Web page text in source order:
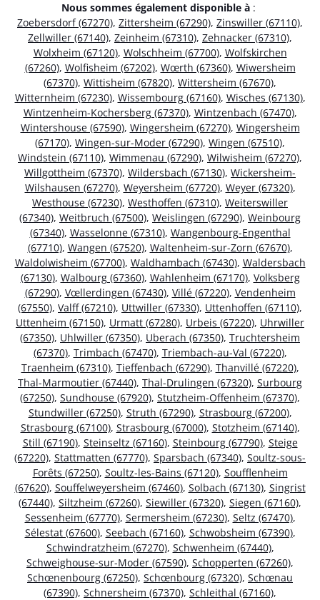
Nous sommes également disponible à :
Zoebersdorf (67270), Zittersheim (67290), Zinswiller (67110),
Zellwiller (67140), Zeinheim (67310), Zehnacker (67310),
Wolxheim (67120), Wolschheim (67700), Wolfskirchen
(67260), Wolfisheim (67202), Wœrth (67360), Wiwersheim
(67370), Wittisheim (67820), Wittersheim (67670),
Witternheim (67230), Wissembourg (67160), Wisches (67130),
Wintzenheim-Kochersberg (67370), Wintzenbach (67470),
Wintershouse (67590), Wingersheim (67270), Wingersheim
(67170), Wingen-sur-Moder (67290), Wingen (67510),
Windstein (67110), Wimmenau (67290), Wilwisheim (67270),
Willgottheim (67370), Wildersbach (67130), Wickersheim-
Wilshausen (67270), Weyersheim (67720), Weyer (67320),
Westhouse (67230), Westhoffen (67310), Weiterswiller
(67340), Weitbruch (67500), Weislingen (67290), Weinbourg
(67340), Wasselonne (67310), Wangenbourg-Engenthal
(67710), Wangen (67520), Waltenheim-sur-Zorn (67670),
Waldolwisheim (67700), Waldhambach (67430), Waldersbach
(67130), Walbourg (67360), Wahlenheim (67170), Volksberg
(67290), Vœllerdingen (67430), Villé (67220), Vendenheim
(67550), Valff (67210), Uttwiller (67330), Uttenhoffen (67110),
Uttenheim (67150), Urmatt (67280), Urbeis (67220), Uhrwiller
(67350), Uhlwiller (67350), Uberach (67350), Truchtersheim
(67370), Trimbach (67470), Triembach-au-Val (67220),
Traenheim (67310), Tieffenbach (67290), Thanvillé (67220),
Thal-Marmoutier (67440), Thal-Drulingen (67320), Surbourg
(67250), Sundhouse (67920), Stutzheim-Offenheim (67370),
Stundwiller (67250), Struth (67290), Strasbourg (67200),
Strasbourg (67100), Strasbourg (67000), Stotzheim (67140),
Still (67190), Steinseltz (67160), Steinbourg (67790), Steige
(67220), Stattmatten (67770), Sparsbach (67340), Soultz-sous-
Forêts (67250), Soultz-les-Bains (67120), Soufflenheim
(67620), Souffelweyersheim (67460), Solbach (67130), Singrist
(67440), Siltzheim (67260), Siewiller (67320), Siegen (67160),
Sessenheim (67770), Sermersheim (67230), Seltz (67470),
Sélestat (67600), Seebach (67160), Schwobsheim (67390),
Schwindratzheim (67270), Schwenheim (67440),
Schweighouse-sur-Moder (67590), Schopperten (67260),
Schœnenbourg (67250), Schœnbourg (67320), Schœnau
(67390), Schnersheim (67370), Schleithal (67160),